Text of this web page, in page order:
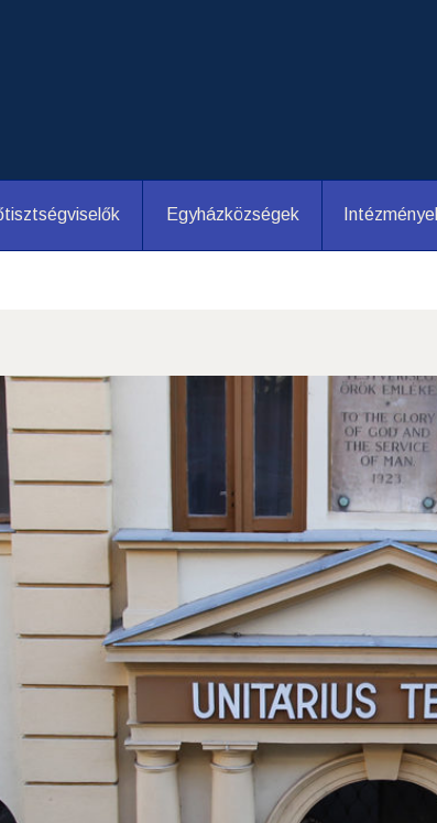
Egyházközségek